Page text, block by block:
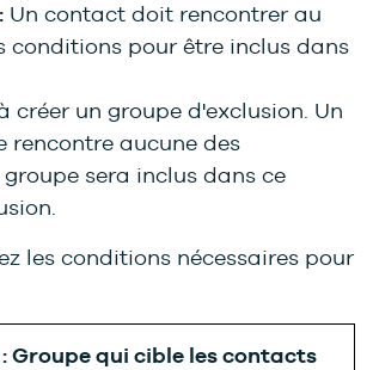
Un contact doit rencontrer au
conditions pour être inclus dans
créer un groupe d'exclusion. Un
rencontre aucune des
sera inclus dans ce
les conditions nécessaires pour
: Groupe qui cible les contacts